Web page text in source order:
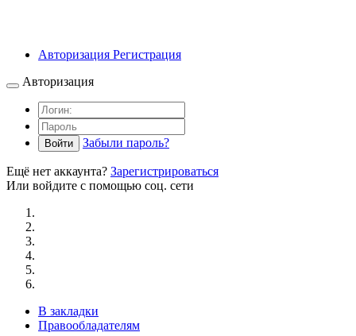
Авторизация Регистрация
Авторизация
Войти Забыли пароль?
Ещё нет аккаунта? Зарегистрироваться
Или войдите с помощью соц. сети
В закладки
Правообладателям